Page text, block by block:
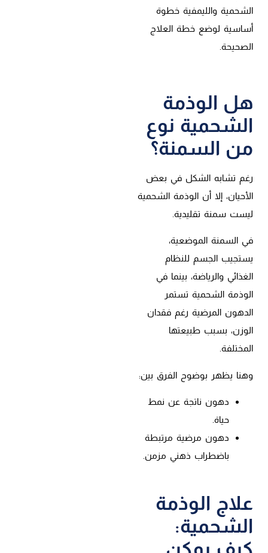
الشحمية والليمفية خطوة
أساسية لوضع خطة العلاج
الصحيحة.
هل الوذمة
الشحمية نوع
من السمنة؟
رغم تشابه الشكل في بعض
الأحيان، إلا أن الوذمة الشحمية
ليست سمنة تقليدية.
في السمنة الموضعية،
يستجيب الجسم للنظام
الغذائي والرياضة، بينما في
الوذمة الشحمية تستمر
الدهون المرضية رغم فقدان
الوزن، بسبب طبيعتها
المختلفة.
وهنا يظهر بوضوح الفرق بين:
دهون ناتجة عن نمط
حياة.
دهون مرضية مرتبطة
باضطراب ذهني مزمن.
علاج الوذمة
الشحمية:
كيف يمكن